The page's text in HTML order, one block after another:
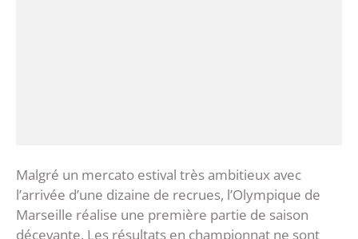
Malgré un mercato estival très ambitieux avec
l’arrivée d’une dizaine de recrues, l’Olympique de
Marseille réalise une première partie de saison
décevante. Les résultats en championnat ne sont